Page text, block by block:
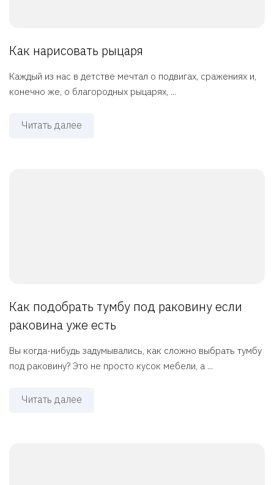
Как нарисовать рыцаря
Каждый из нас в детстве мечтал о подвигах, сражениях и,
конечно же, о благородных рыцарях, ...
Читать далее
Как подобрать тумбу под раковину если
раковина уже есть
Вы когда-нибудь задумывались, как сложно выбрать тумбу
под раковину? Это не просто кусок мебели, а ...
Читать далее